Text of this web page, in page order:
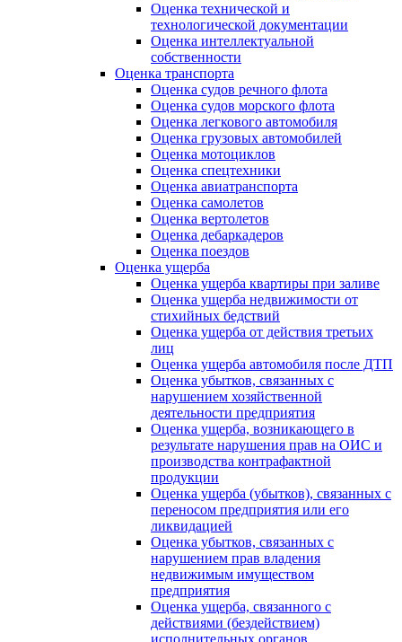
Оценка технической и
технологической документации
Оценка интеллектуальной
собственности
Оценка транспорта
Оценка судов речного флота
Оценка судов морского флота
Оценка легкового автомобиля
Оценка грузовых автомобилей
Оценка мотоциклов
Оценка спецтехники
Оценка авиатранспорта
Оценка самолетов
Оценка вертолетов
Оценка дебаркадеров
Оценка поездов
Оценка ущерба
Оценка ущерба квартиры при заливе
Оценка ущерба недвижимости от
стихийных бедствий
Оценка ущерба от действия третьих
лиц
Оценка ущерба автомобиля после ДТП
Оценка убытков, связанных с
нарушением хозяйственной
деятельности предприятия
Оценка ущерба, возникающего в
результате нарушения прав на ОИС и
производства контрафактной
продукции
Оценка ущерба (убытков), связанных с
переносом предприятия или его
ликвидацией
Оценка убытков, связанных с
нарушением прав владения
недвижимым имуществом
предприятия
Оценка ущерба, связанного с
действиями (бездействием)